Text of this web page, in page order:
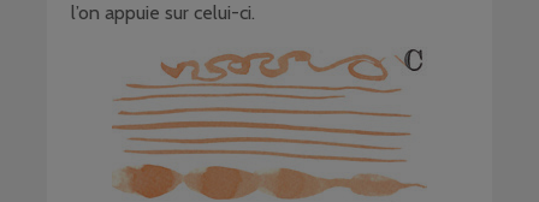
l’on appuie sur celui-ci.